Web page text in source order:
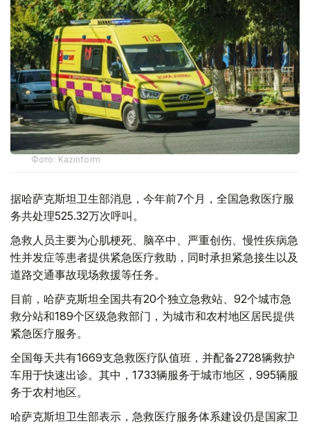
Фото: Kazinform
据哈萨克斯坦卫生部消息，今年前7个月，全国急救医疗服
务共处理525.32万次呼叫。
急救人员主要为心肌梗死、脑卒中、严重创伤、慢性疾病急
性并发症等患者提供紧急医疗救助，同时承担紧急接生以及
道路交通事故现场救援等任务。
目前，哈萨克斯坦全国共有20个独立急救站、92个城市急
救分站和189个区级急救部门，为城市和农村地区居民提供
紧急医疗服务。
全国每天共有1669支急救医疗队值班，并配备2728辆救护
车用于快速出诊。其中，1733辆服务于城市地区，995辆服
务于农村地区。
哈萨克斯坦卫生部表示，急救医疗服务体系建设仍是国家卫